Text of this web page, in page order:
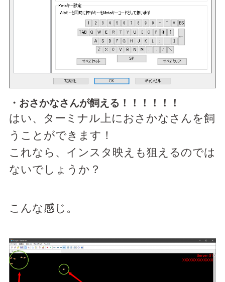
・おさかなさんが飼える！！！！！！
はい、ターミナル上におさかなさんを飼
うことができます！
これなら、インスタ映えも狙えるのでは
ないでしょうか？
こんな感じ。